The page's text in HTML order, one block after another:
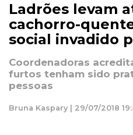
Ladrões levam
cachorro-
social invadido
Coordenadoras
furtos tenham sido
pessoas
Bruna Kaspary | 29/07/2018